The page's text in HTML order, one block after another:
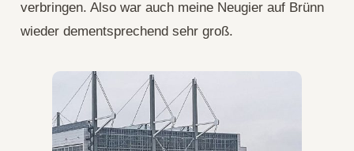
verbringen. Also war auch meine Neugier auf Brünn
wieder dementsprechend sehr groß.